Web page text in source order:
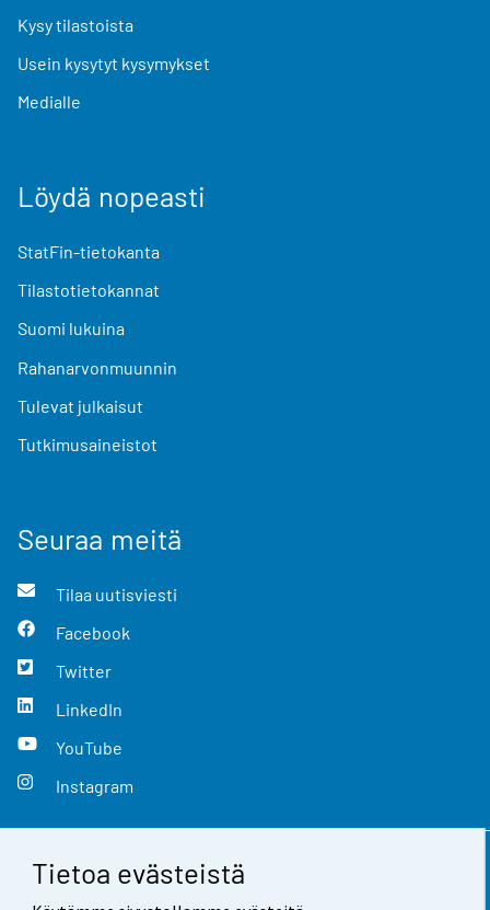
Tietoa evästeistä
Kysy tilastoista
Usein kysytyt kysymykset
Medialle
Löydä nopeasti
StatFin-tietokanta
Tilastotietokannat
Suomi lukuina
Rahanarvonmuunnin
Tulevat julkaisut
Tutkimusaineistot
Seuraa meitä
Tilaa uutisviesti
Facebook
Twitter
LinkedIn
YouTube
Instagram
Yhteystiedot